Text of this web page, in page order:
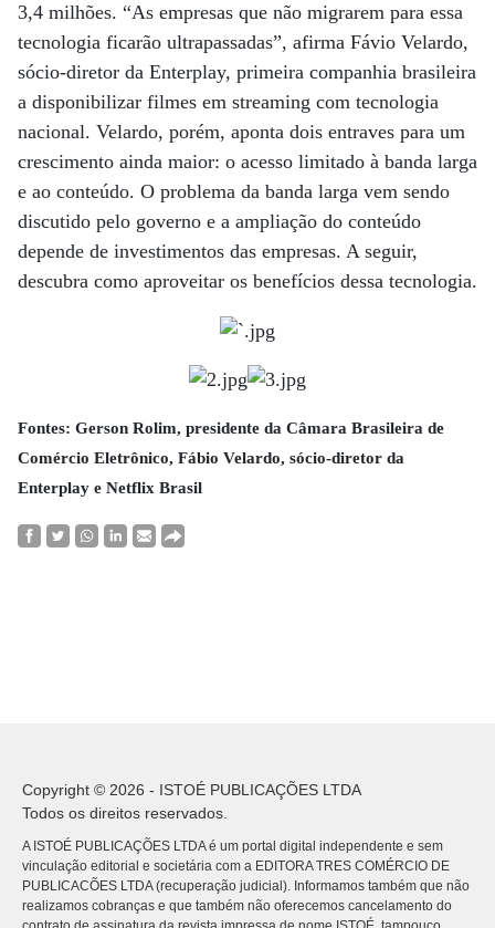
3,4 milhões. “As empresas que não migrarem para essa
tecnologia ficarão ultrapassadas”, afirma Fávio Velardo,
sócio-diretor da Enterplay, primeira companhia brasileira
a disponibilizar filmes em streaming com tecnologia
nacional. Velardo, porém, aponta dois entraves para um
crescimento ainda maior: o acesso limitado à banda larga
e ao conteúdo. O problema da banda larga vem sendo
discutido pelo governo e a ampliação do conteúdo
depende de investimentos das empresas. A seguir,
descubra como aproveitar os benefícios dessa tecnologia.
Fontes: Gerson Rolim, presidente da Câmara Brasileira de
Comércio Eletrônico, Fábio Velardo, sócio-diretor da
Enterplay e Netflix Brasil
Copyright © 2026 - ISTOÉ PUBLICAÇÕES LTDA
Todos os direitos reservados.
A ISTOÉ PUBLICAÇÕES LTDA é um portal digital independente e sem
vinculação editorial e societária com a EDITORA TRES COMÉRCIO DE
PUBLICACÕES LTDA (recuperação judicial). Informamos também que não
realizamos cobranças e que também não oferecemos cancelamento do